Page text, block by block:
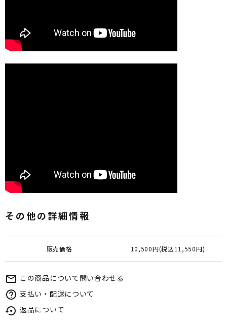
その他の詳細情報
販売価格 10,500円(税込11,550円)
mail_outline この商品について問い合わせる
help_outline 支払い・配送について
settings_backup_restore 返品について